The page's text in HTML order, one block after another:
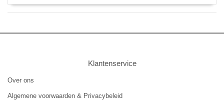
Klantenservice
Over ons
Algemene voorwaarden & Privacybeleid